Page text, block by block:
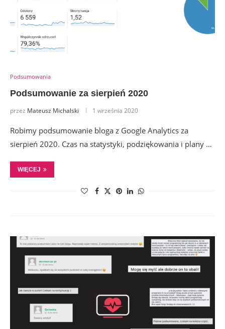
Podsumowania
Podsumowanie za sierpień 2020
przez Mateusz Michalski 1 września 2020
Robimy podsumowanie bloga z Google Analytics za
sierpień 2020. Czas na statystyki, podziękowania i plany …
WIĘCEJ